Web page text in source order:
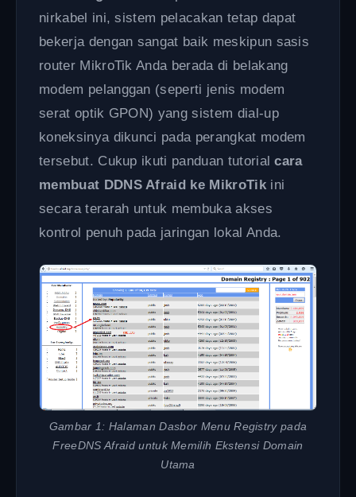
nirkabel ini, sistem pelacakan tetap dapat
bekerja dengan sangat baik meskipun sasis
router MikroTik Anda berada di belakang
modem pelanggan (seperti jenis modem
serat optik GPON) yang sistem dial-up
koneksinya dikunci pada perangkat modem
tersebut. Cukup ikuti panduan tutorialcara
membuat DDNS Afraid ke MikroTikini
secara terarah untuk membuka akses
kontrol penuh pada jaringan lokal Anda.
Gambar 1: Halaman Dasbor Menu Registry pada
FreeDNS Afraid untuk Memilih Ekstensi Domain
Utama